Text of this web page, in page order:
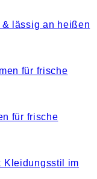
lässig an heißen
für frische